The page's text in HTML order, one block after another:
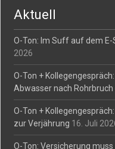
Aktuell
O-Ton: Im Suff auf dem
2026
O-Ton +
Abwasser nach Rohrbruch
O-Ton +
zur Verjährung 16. Juli
O-Ton: Versicherung